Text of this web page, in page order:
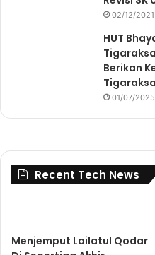
02/12/2021
HUT
Berikan
Tigaraksa
01/07/2025
Recent Tech News
Menjemput Lailatul Qodar